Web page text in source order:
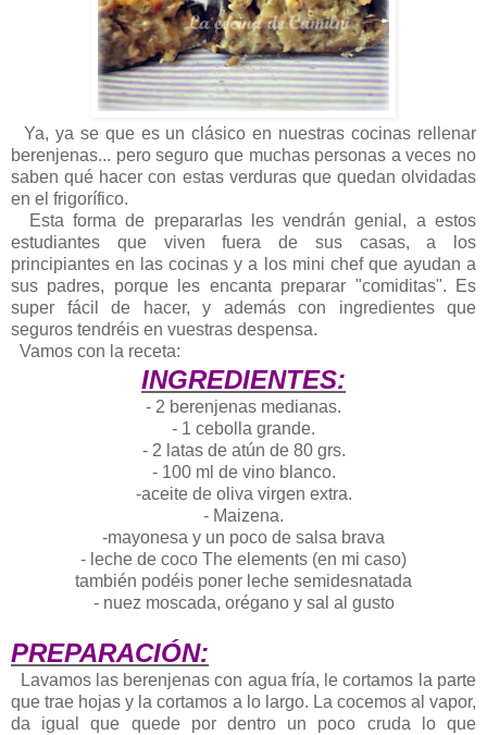
Ya, ya se que es un clásico en nuestras cocinas rellenar
berenjenas... pero seguro que muchas personas a veces no
saben qué hacer con estas verduras que quedan olvidadas
en el frigorífico.
Esta forma de prepararlas les vendrán genial, a estos
estudiantes que viven fuera de sus casas, a los
principiantes en las cocinas y a los mini chef que ayudan a
sus padres, porque les encanta preparar "comiditas". Es
super fácil de hacer, y además con ingredientes que
seguros tendréis en vuestras despensa.
Vamos con la receta:
INGREDIENTES:
- 2 berenjenas medianas.
- 1 cebolla grande.
- 2 latas de atún de 80 grs.
- 100 ml de vino blanco.
-aceite de oliva virgen extra.
- Maizena.
-mayonesa y un poco de salsa brava
- leche de coco The elements (en mi caso)
también podéis poner leche semidesnatada
- nuez moscada, orégano y sal al gusto
PREPARACIÓN:
Lavamos las berenjenas con agua fría, le cortamos la parte
que trae hojas y la cortamos a lo largo. La cocemos al vapor,
da igual que quede por dentro un poco cruda lo que